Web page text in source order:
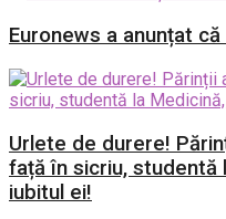
Euronews a anunțat
Urlete de durere!
față în sicriu, studentă
iubitul ei!